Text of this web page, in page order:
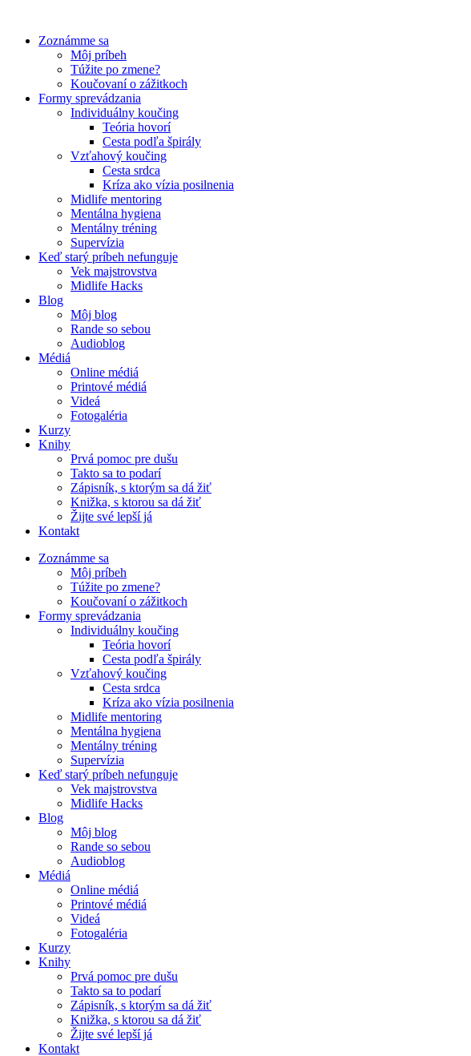
obsah
Zoznámme sa
Môj príbeh
Túžite po zmene?
Koučovaní o zážitkoch
Formy sprevádzania
Individuálny koučing
Teória hovorí
Cesta podľa špirály
Vzťahový koučing
Cesta srdca
Kríza ako vízia posilnenia
Midlife mentoring
Mentálna hygiena
Mentálny tréning
Supervízia
Keď starý príbeh nefunguje
Vek majstrovstva
Midlife Hacks
Blog
Môj blog
Rande so sebou
Audioblog
Médiá
Online médiá
Printové médiá
Videá
Fotogaléria
Kurzy
Knihy
Prvá pomoc pre dušu
Takto sa to podarí
Zápisník, s ktorým sa dá žiť
Knižka, s ktorou sa dá žiť
Žijte své lepší já
Kontakt
Zoznámme sa
Môj príbeh
Túžite po zmene?
Koučovaní o zážitkoch
Formy sprevádzania
Individuálny koučing
Teória hovorí
Cesta podľa špirály
Vzťahový koučing
Cesta srdca
Kríza ako vízia posilnenia
Midlife mentoring
Mentálna hygiena
Mentálny tréning
Supervízia
Keď starý príbeh nefunguje
Vek majstrovstva
Midlife Hacks
Blog
Môj blog
Rande so sebou
Audioblog
Médiá
Online médiá
Printové médiá
Videá
Fotogaléria
Kurzy
Knihy
Prvá pomoc pre dušu
Takto sa to podarí
Zápisník, s ktorým sa dá žiť
Knižka, s ktorou sa dá žiť
Žijte své lepší já
Kontakt